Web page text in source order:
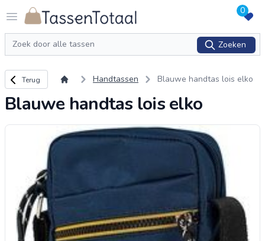
Open menu
Logo Tassentotaal.nl 0
Zoeken
Zoeken
Terug naar overzicht
Terug Handtassen Blauwe handtas lois elko
Blauwe handtas lois elko